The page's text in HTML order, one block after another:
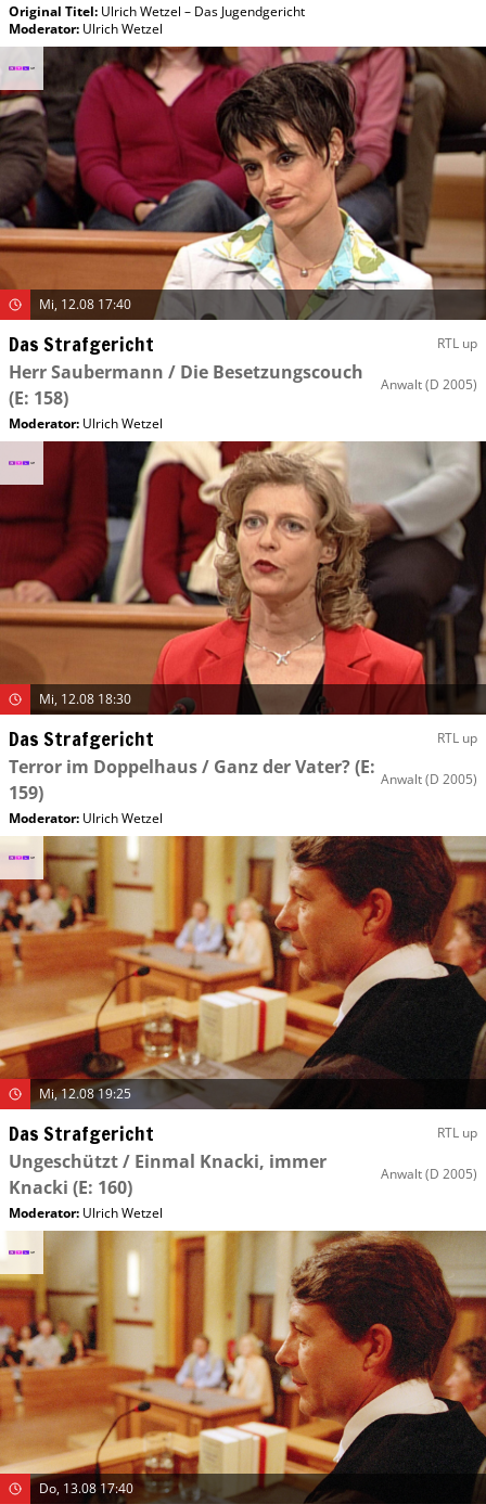
Original Titel: Ulrich Wetzel – Das Jugendgericht
Moderator: Ulrich Wetzel
Mi, 12.08 17:40
Das Strafgericht RTL up
Herr Saubermann / Die Besetzungscouch
(E: 158)
Anwalt(D 2005)
Moderator: Ulrich Wetzel
Mi, 12.08 18:30
Das Strafgericht RTL up
Terror im Doppelhaus / Ganz der Vater?(E:
159)
Anwalt(D 2005)
Moderator: Ulrich Wetzel
Mi, 12.08 19:25
Das Strafgericht RTL up
Ungeschützt / Einmal Knacki, immer
Knacki (E: 160)
Anwalt(D 2005)
Moderator: Ulrich Wetzel
Do, 13.08 17:40